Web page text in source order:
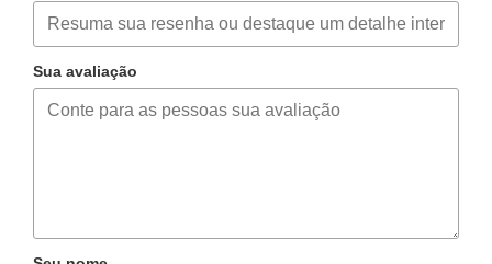
Sua avaliação